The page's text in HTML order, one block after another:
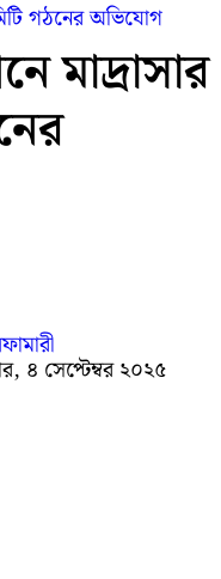
গঠনের অভিযোগ
মাদ্রাসার
৪ সেপ্টেম্বর ২০২৫